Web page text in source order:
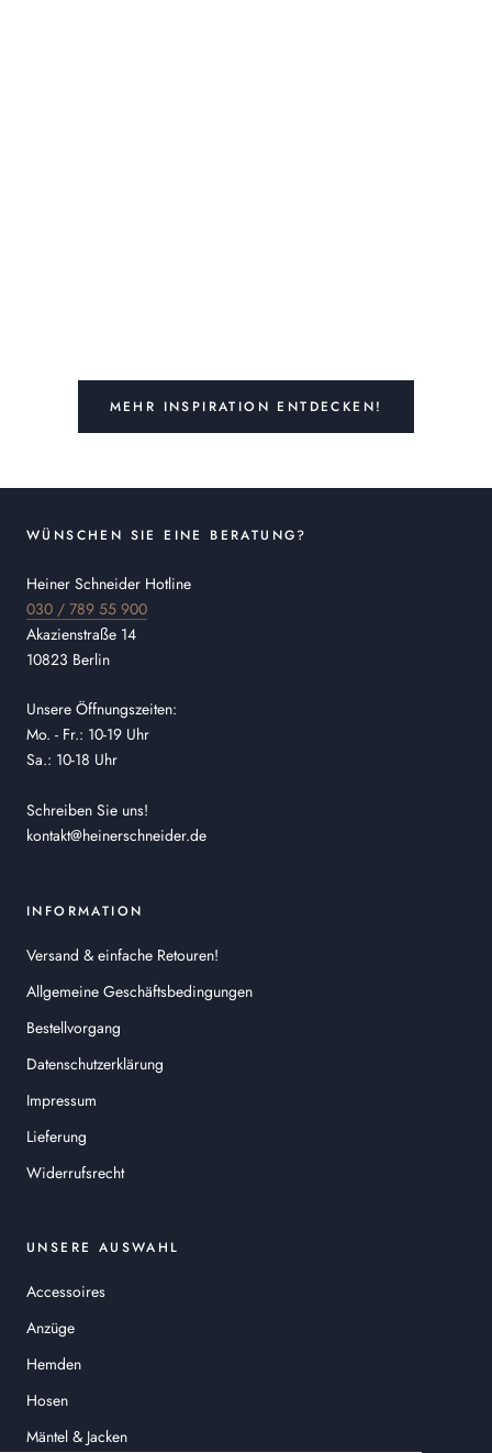
MEHR INSPIRATION ENTDECKEN!
WÜNSCHEN SIE EINE BERATUNG?
Heiner Schneider Hotline
030 / 789 55 900
Akazienstraße 14
10823 Berlin
Unsere Öffnungszeiten:
Mo. - Fr.: 10-19 Uhr
Sa.: 10-18 Uhr
Schreiben Sie uns!
kontakt@heinerschneider.de
INFORMATION
Versand & einfache Retouren!
Allgemeine Geschäftsbedingungen
Bestellvorgang
Datenschutzerklärung
Impressum
Lieferung
Widerrufsrecht
UNSERE AUSWAHL
Accessoires
Anzüge
Hemden
Hosen
Mäntel & Jacken